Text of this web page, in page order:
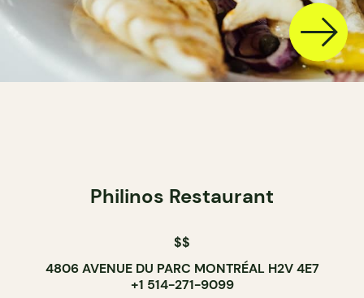
Philinos Restaurant
$$
4806 AVENUE DU PARC MONTRÉAL H2V 4E7
+1 514-271-9099